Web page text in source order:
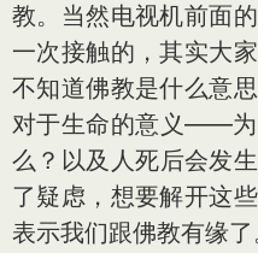
教。当然电视机前面
一次接触的，其实大
不知道佛教是什么意
对于生命的意义——为
么？以及人死后会发
了疑虑，想要解开这
表示我们跟佛教有缘了